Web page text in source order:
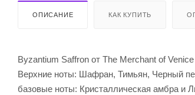
ОПИСАНИЕ КАК КУПИТЬ
Byzantium Saffron от The Merchant of
Верхние ноты: Шафран, Тимьян, Черный
базовые ноты: Кристаллическая амбра и